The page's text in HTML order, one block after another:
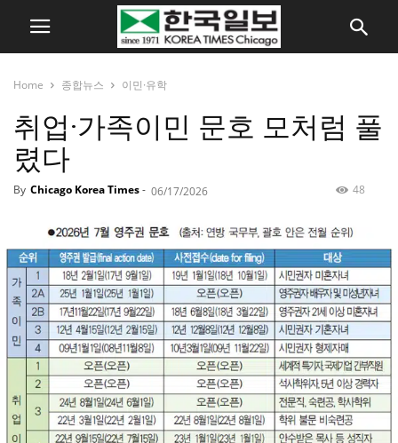
Home 종합뉴스 이민·유학
취업·가족이민 문호 모처럼 풀
렸다
By Chicago Korea Times- 06/17/2026 48